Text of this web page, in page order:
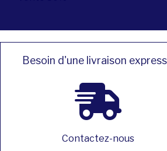
Besoin d'une livraison
Contactez-nous